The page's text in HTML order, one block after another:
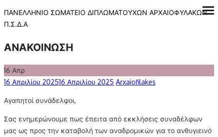
Skip
to
ΠΑΝΕΛΛΗΝΙΟ ΣΩΜΑΤΕΙΟ ΔΙΠΛΩΜΑΤΟΥΧΩΝ ΑΡΧΑΙΟΦΥΛΑΚΩΝ
Π.Σ.Δ.Α
ΑΝΑΚΟΙΝΩΣΗ
16 Απρ
Posted
16 Απριλίου 202516 Απριλίου 2025 Author
Arxaiofilakes
Αγαπητοί συνάδελφοι,
Σας ενημερώνουμε πως έπειτα από εκκλήσεις συναδέλφων
μας ως προς την καταβολή των αναδρομικών για το ανθυγιεινό